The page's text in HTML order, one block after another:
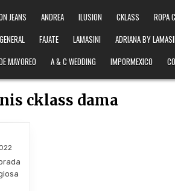
JEANS ANDREA ILUSION CKLASS ROPA
FAJATE LAMASINI ADRIANA BY
MAYOREO
A & C WEDDING IMPORMEXICO
cklass dama